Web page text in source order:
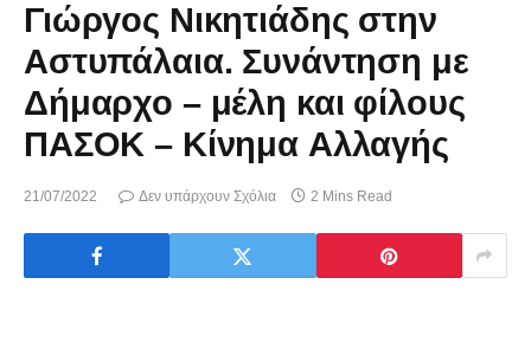
Γιώργος Νικητιάδης στην
Αστυπάλαια. Συνάντηση με
Δήμαρχο – μέλη και φίλους
ΠΑΣΟΚ – Κίνημα Αλλαγής
21/07/2022 Δεν υπάρχουν Σχόλια 2 Mins Read